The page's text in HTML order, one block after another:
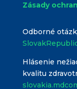
Zásady
Odborné
Hlásenie
kvalitu